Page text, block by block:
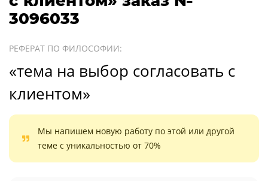
3096033
РЕФЕРАТ ПО ФИЛОСОФИИ:
«тема на выбор согласовать с
клиентом»
Мы напишем новую работу по этой или другой
теме с уникальностью от 70%